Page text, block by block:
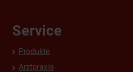
Service
Produkte
Arztpraxis